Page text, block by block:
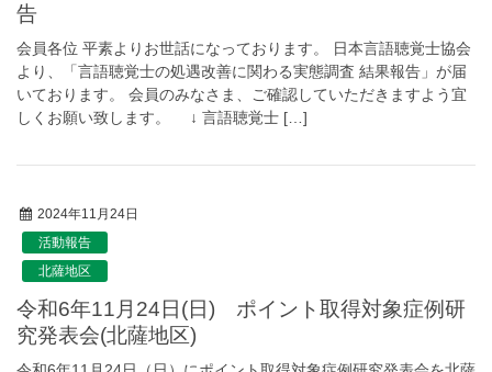
告
会員各位 平素よりお世話になっております。 日本言語聴覚士協会
より、「言語聴覚士の処遇改善に関わる実態調査 結果報告」が届
いております。 会員のみなさま、ご確認していただきますよう宜
しくお願い致します。 ↓ 言語聴覚士 […]
2024年11月24日
活動報告
北薩地区
令和6年11月24日(日) ポイント取得対象症例研
究発表会(北薩地区)